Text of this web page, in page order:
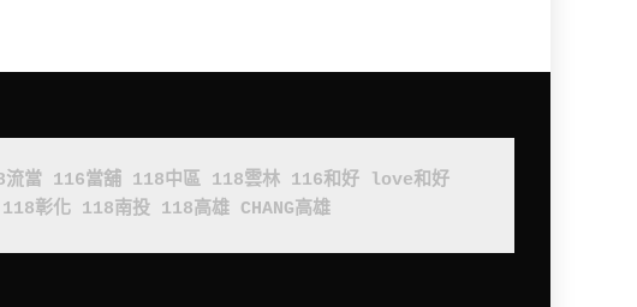
流當 116當舖 118中區 118雲林 116和好
love和好
118彰化 118南投 118高雄 CHANG高雄